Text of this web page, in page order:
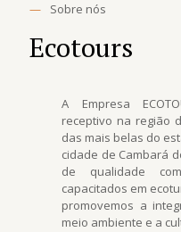
— Sobre nós
Ecotours
A Empresa
receptivo na região
das mais belas do
cidade de Cambará
de qualidade
capacitados em
promovemos a
meio ambiente e a